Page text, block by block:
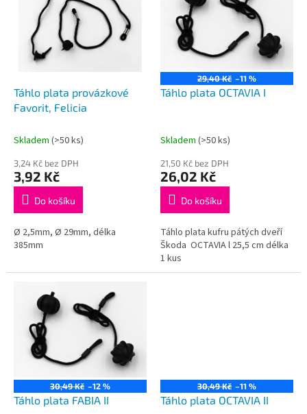
Táhlo plata provázkové
Favorit, Felicia
Skladem (>50 ks)
3,24 Kč bez DPH
3,92 Kč
Do košíku
Ø 2,5mm, Ø 29mm, délka
385mm
29,40 Kč –11 %
Táhlo plata OCTAVIA I
Skladem (>50 ks)
21,50 Kč bez DPH
26,02 Kč
Do košíku
Táhlo plata kufru pátých dveří
Škoda OCTAVIA l 25,5 cm délka
1 kus
30,49 Kč –12 %
Táhlo plata FABIA II
30,49 Kč –11 %
Táhlo plata OCTAVIA II